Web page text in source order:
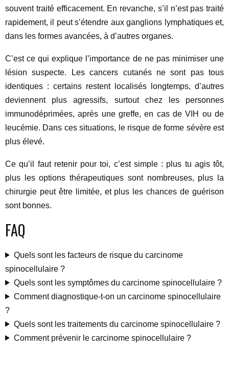
souvent traité efficacement. En revanche, s’il n’est pas traité
rapidement, il peut s’étendre aux ganglions lymphatiques et,
dans les formes avancées, à d’autres organes.
C’est ce qui explique l’importance de ne pas minimiser une
lésion suspecte. Les cancers cutanés ne sont pas tous
identiques : certains restent localisés longtemps, d’autres
deviennent plus agressifs, surtout chez les personnes
immunodéprimées, après une greffe, en cas de VIH ou de
leucémie. Dans ces situations, le risque de forme sévère est
plus élevé.
Ce qu’il faut retenir pour toi, c’est simple : plus tu agis tôt,
plus les options thérapeutiques sont nombreuses, plus la
chirurgie peut être limitée, et plus les chances de guérison
sont bonnes.
FAQ
Quels sont les facteurs de risque du carcinome
spinocellulaire ?
Quels sont les symptômes du carcinome spinocellulaire ?
Comment diagnostique-t-on un carcinome spinocellulaire
?
Quels sont les traitements du carcinome spinocellulaire ?
Comment prévenir le carcinome spinocellulaire ?